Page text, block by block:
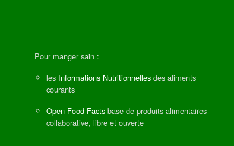
Pour manger sain :
les Informations Nutritionnelles des aliments
courants
Open Food Facts base de produits alimentaires
collaborative, libre et ouverte